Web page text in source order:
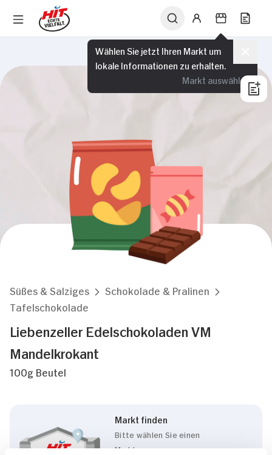
Wählen Sie jetzt Ihren Markt um
lokale Informationen zu erhalten.
Markt auswählen
Süßes & Salziges
Schokolade & Pralinen
Tafelschokolade
Liebenzeller Edelschokoladen VM
Mandelkrokant
100g Beutel
Markt finden
Bitte wählen Sie einen
Markt aus,